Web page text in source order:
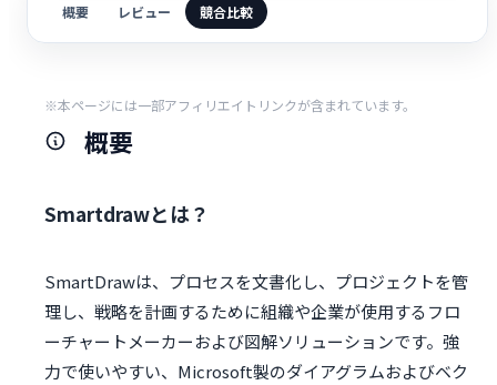
概要 レビュー 競合比較
※本ページには一部アフィリエイトリンクが含まれています。
概要
Smartdrawとは？
SmartDrawは、プロセスを文書化し、プロジェクトを管
理し、戦略を計画するために組織や企業が使用するフロ
ーチャートメーカーおよび図解ソリューションです。強
力で使いやすい、Microsoft製のダイアグラムおよびベク